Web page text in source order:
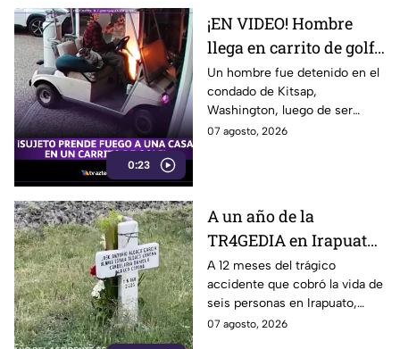
0:23
¡EN VIDEO! Hombre
llega en carrito de golf
con un perro y termina
DESATANDO inc3ndio
en una casa
Un hombre fue detenido en el
condado de Kitsap,
Washington, luego de ser
señalado como presunto
07 agosto, 2026
A un año de la
TR4GEDIA en Irapuato:
así luce hoy el lugar
donde MURI3RON seis
personas arroll4das
por el tren
A 12 meses del trágico
accidente que cobró la vida de
seis personas en Irapuato,
flores, veladoras y murales
07 agosto, 2026